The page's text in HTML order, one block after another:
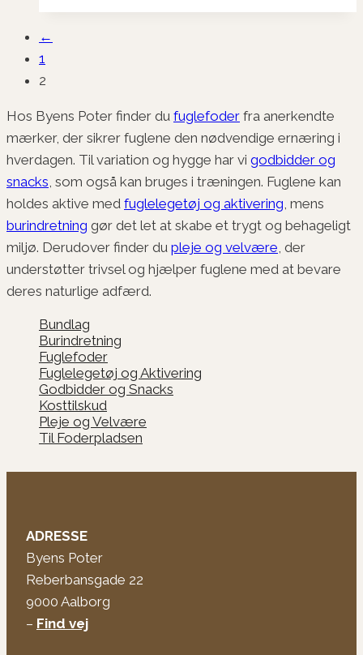
har
vælges
på
varesiden
←
1
2
Hos Byens Poter finder du fuglefoder fra anerkendte
mærker, der sikrer fuglene den nødvendige ernæring i
hverdagen. Til variation og hygge har vi godbidder og
snacks , som også kan bruges i træningen. Fuglene kan
holdes aktive med fuglelegetøj og aktivering , mens
burindretning gør det let at skabe et trygt og behageligt
miljø. Derudover finder du pleje og velvære , der
understøtter trivsel og hjælper fuglene med at bevare
deres naturlige adfærd.
Bundlag
Burindretning
Fuglefoder
Fuglelegetøj og Aktivering
Godbidder og Snacks
Kosttilskud
Pleje og Velvære
Til Foderpladsen
ADRESSE
Byens Poter
Reberbansgade 22
9000 Aalborg
– Find vej